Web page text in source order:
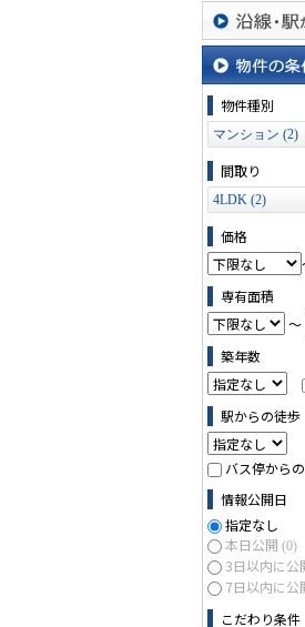
沿線・駅か
物件の条件
物件種別
マンション (2)
間取り
4LDK (2)
価格
専有面積
～
築年数
駅からの徒歩
バス停から
情報公開日
指定なし
本日公開 (0)
3日以内に公
7日以内に公
こだわり条件